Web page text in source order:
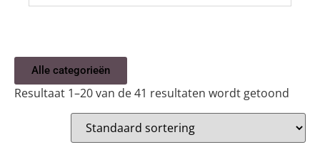
Alle categorieën
Resultaat 1–20 van de 41 resultaten wordt getoond